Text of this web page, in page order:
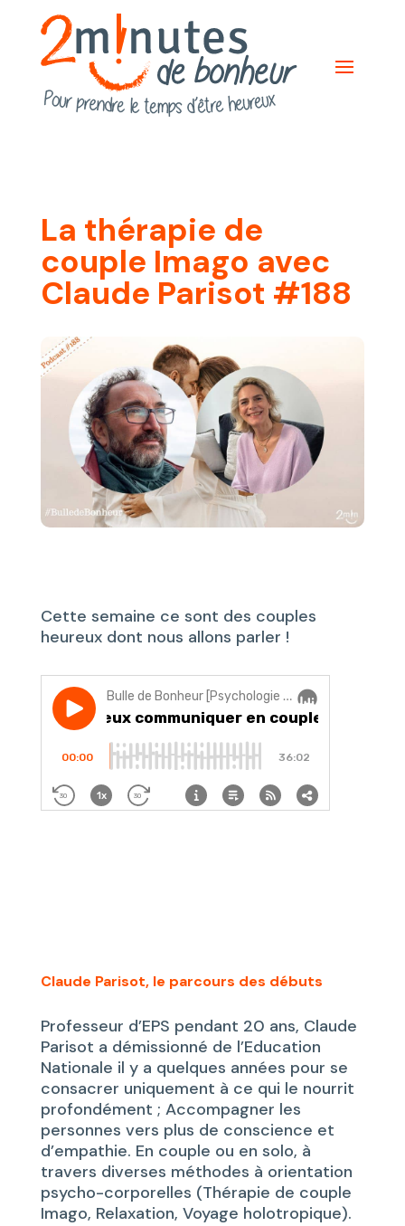
La thérapie de
couple Imago avec
Claude Parisot #188
Cette semaine ce sont des couples
heureux dont nous allons parler !
Claude Parisot, le parcours des débuts
Professeur d’EPS pendant 20 ans, Claude
Parisot a démissionné de l’Education
Nationale il y a quelques années pour se
consacrer uniquement à ce qui le nourrit
profondément ; Accompagner les
personnes vers plus de conscience et
d’empathie. En couple ou en solo, à
travers diverses méthodes à orientation
psycho-corporelles (Thérapie de couple
Imago, Relaxation, Voyage holotropique).